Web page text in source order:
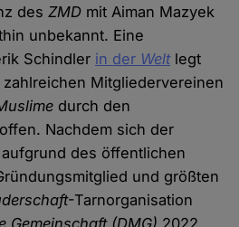
desZMD mit Aiman Mazyek
unbekannt. Eine
Schindler in der Weltlegt
Mitgliedervereinen
durch den
Nachdem sich der
des öffentlichen
und größten
-Tarnorganisation